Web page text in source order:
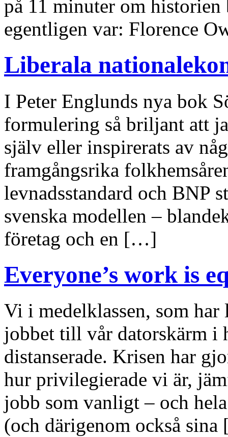
på 11 minuter om
egentligen var: Florence
Liberala
I Peter Englunds nya bok
formulering så briljant att
själv eller inspirerats av
framgångsrika
levnadsstandard och BNP
svenska modellen –
företag och en […]
Everyone’s work is
Vi i medelklassen, som
jobbet till vår datorskärm i
distanserade. Krisen har
hur privilegierade vi är,
jobb som vanligt – och
(och därigenom också